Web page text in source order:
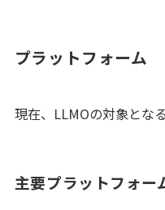
プラットフォーム
現在、LLMOの対象とな
主要プラットフォー